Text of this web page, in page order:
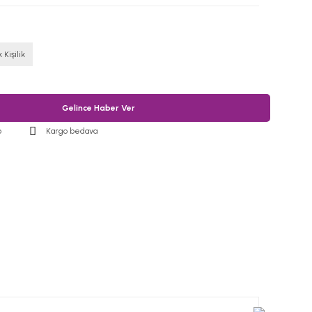
Kişilik
Gelince Haber Ver
Kargo bedava